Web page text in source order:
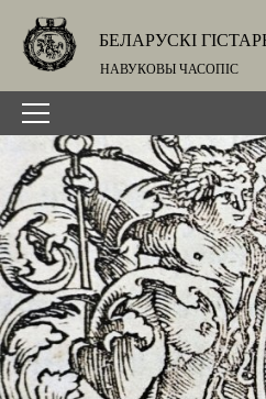
БЕЛАРУСКІ
НАВУКОВЫ ЧАСОПІС